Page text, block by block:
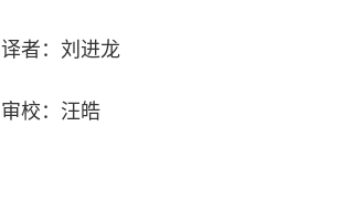
译者：刘进龙
审校：汪皓